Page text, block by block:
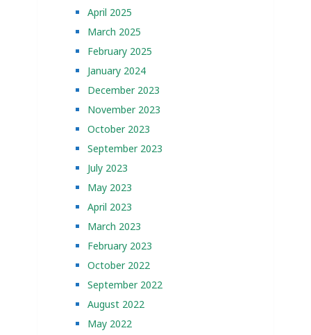
April 2025
March 2025
February 2025
January 2024
December 2023
November 2023
October 2023
September 2023
July 2023
May 2023
April 2023
March 2023
February 2023
October 2022
September 2022
August 2022
May 2022